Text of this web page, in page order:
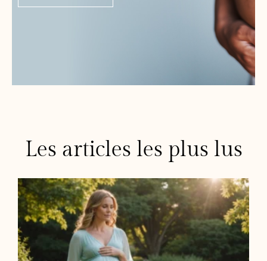
Les articles les plus lus